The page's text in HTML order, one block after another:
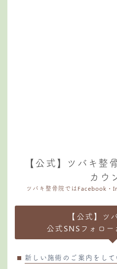
【公式】ツバキ整
カウ
ツバキ整骨院ではFacebook・
【公式】ツ
公式SNSフォロー
新しい施術のご案内をして